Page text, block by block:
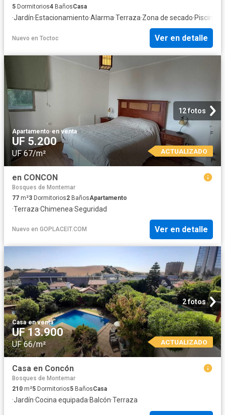
5 Dormitorios4 BañosCasa
·Jardín·Estacionamiento·Alarma·Terraza·Zona de secado·Piscina
Nuevo en Toctoc Ver en detalle
12 fotos
Apartamento·en venta
UF 5.200
UF 67/m² ACTUALIZADO
en CONCON
Bosques de Montemar
77 m²3 Dormitorios2 BañosApartamento
·Terraza·Chimenea·Seguridad
Nuevo en GOPLACEIT.COM Ver en detalle
2 fotos
Casa·en venta
UF 13.900
UF 66/m² ACTUALIZADO
Casa en Concón
Bosques de Montemar
210 m²5 Dormitorios5 BañosCasa
·Jardín·Cocina equipada·Balcón·Terraza